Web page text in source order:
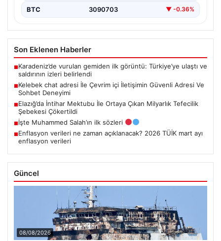
BTC 3090703 ▼ -0.36%
Son Eklenen Haberler
■Karadeniz’de vurulan gemiden ilk görüntü: Türkiye’ye ulaştı ve
saldırının izleri belirlendi
■Kelebek chat adresi İle Çevrim içi İletişimin Güvenli Adresi Ve
Sohbet Deneyimi
■Elazığ’da İntihar Mektubu İle Ortaya Çıkan Milyarlık Tefecilik
Şebekesi Çökertildi
■İşte Muhammed Salah’ın ilk sözleri
■Enflasyon verileri ne zaman açıklanacak? 2026 TÜİK mart ayı
enflasyon verileri
Güncel
08/08/2026